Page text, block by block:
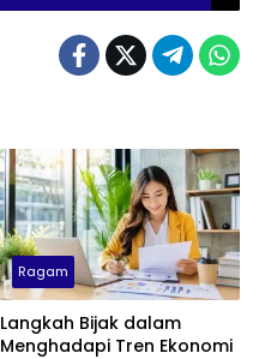
Ragam
Langkah Bijak dalam
Menghadapi Tren Ekonomi